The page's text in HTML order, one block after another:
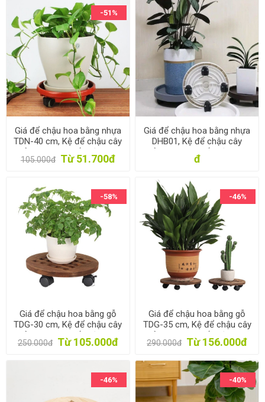
-51%
Giá để chậu hoa bằng nhựa
TDN-40 cm, Kệ để chậu cây
cảnh 4 bánh, Đế chậu cây
có bánh xe lăn
105.000đ Từ 51.700đ
Giá để chậu hoa bằng nhựa
DHB01, Kệ để chậu cây
cảnh 4 bánh, Đế chậu cây
có bánh xe lăn
đ
-58%
Giá để chậu hoa bằng gỗ
TDG-30 cm, Kệ để chậu cây
cảnh 4 bánh, Đế chậu cây
có bánh xe lăn
250.000đ Từ 105.000đ
-46%
Giá để chậu hoa bằng gỗ
TDG-35 cm, Kệ để chậu cây
cảnh 4 bánh, Đế chậu cây
có bánh xe lăn
290.000đ Từ 156.000đ
-46% -40%